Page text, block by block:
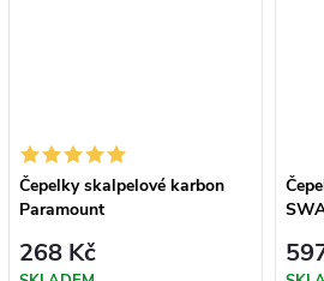
Čepelky skalpelové karbon
Paramount
268 Kč